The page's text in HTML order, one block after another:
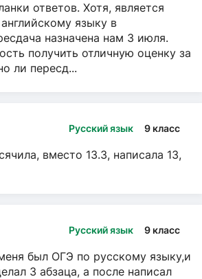
ответов. Хотя, является
языку в
назначена нам 3 июля.
получить отличную оценку за
ли пересд...
Русский язык 9 класс
вместо 13.3, написала 13,
Русский язык 9 класс
был ОГЭ по русскому языку,и
3 абзаца, а после написал